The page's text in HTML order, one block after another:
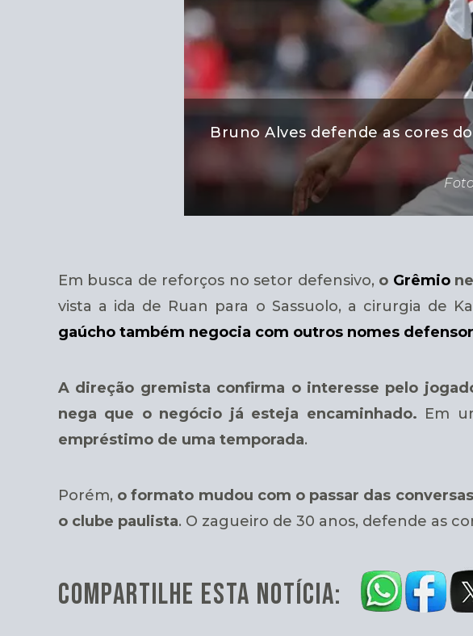
Bruno Alves defende as cores
Em busca de reforços no setor defensivo, o Grêmio
vista a ida de Ruan para o Sassuolo, a cirurgia de
gaúcho também negocia com outros nomes
A direção gremista confirma o interesse pelo
nega que o negócio já esteja encaminhado. Em
empréstimo de uma temporada.
Porém, o formato mudou com o passar das conversas
o clube paulista. O zagueiro de 30 anos, defende as
COMPARTILHE ESTA NOTÍCIA: